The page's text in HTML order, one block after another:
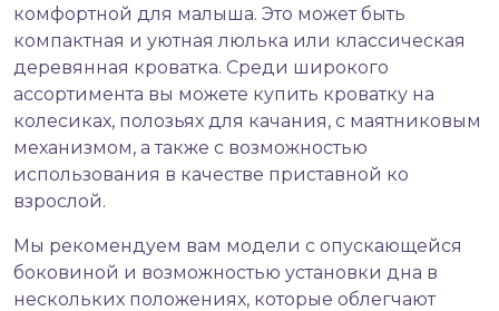
комфортной для малыша. Это может быть
компактная и уютная люлька или классическая
деревянная кроватка. Среди широкого
ассортимента вы можете купить кроватку на
колесиках, полозьях для качания, с маятниковым
механизмом, а также с возможностью
использования в качестве приставной ко
взрослой.
Мы рекомендуем вам модели с опускающейся
боковиной и возможностью установки дна в
нескольких положениях, которые облегчают